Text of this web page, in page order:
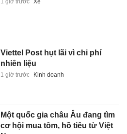
1 giờ trước Xe
Viettel Post hụt lãi vì chi phí
nhiên liệu
1 giờ trước Kinh doanh
Một quốc gia châu Âu đang tìm
cơ hội mua tôm, hồ tiêu từ Việt